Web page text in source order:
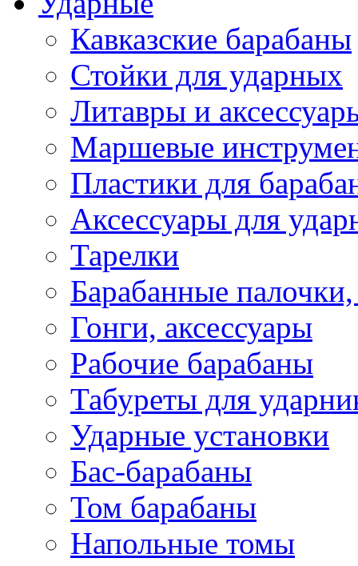
Кавказские барабаны
Стойки для ударных
Литавры и
Маршевые
Пластики для
Аксессуары для
Тарелки
Барабанные палочки,
Гонги, аксессуары
Рабочие барабаны
Табуреты для
Ударные установки
Бас-барабаны
Том барабаны
Напольные томы